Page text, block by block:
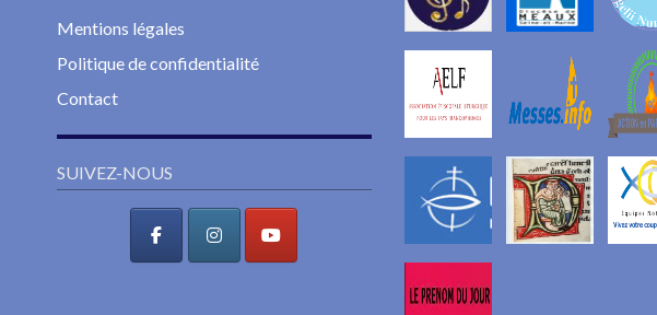
Mentions légales
Politique de confidentialité
Contact
SUIVEZ-NOUS